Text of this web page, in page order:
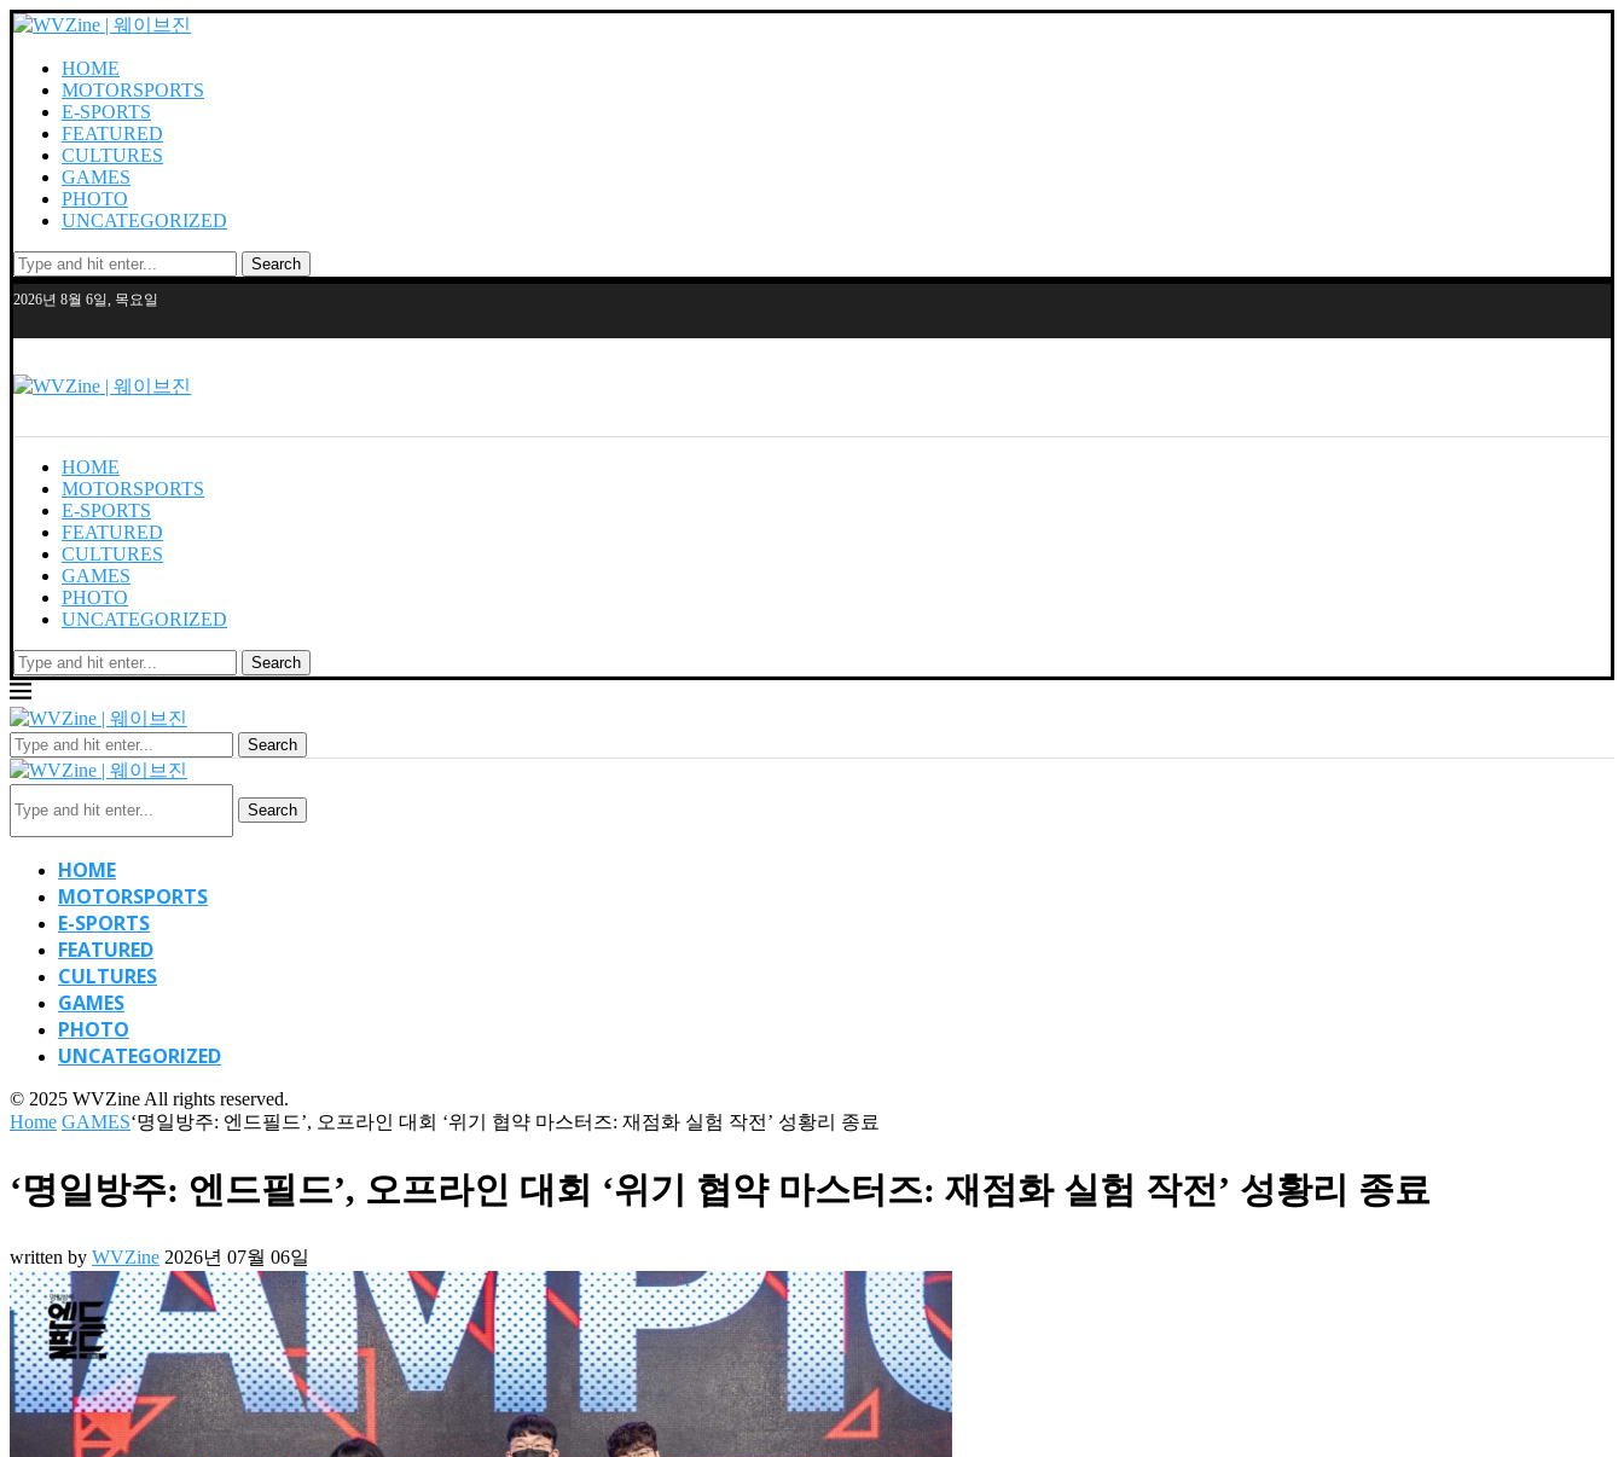
HOME
MOTORSPORTS
E-SPORTS
FEATURED
CULTURES
GAMES
PHOTO
UNCATEGORIZED
Search
2026년 8월 6일, 목요일
HOME
MOTORSPORTS
E-SPORTS
FEATURED
CULTURES
GAMES
PHOTO
UNCATEGORIZED
Search
Search
Search
HOME
MOTORSPORTS
E-SPORTS
FEATURED
CULTURES
GAMES
PHOTO
UNCATEGORIZED
© 2025 WVZine All rights reserved.
Home GAMES‘명일방주: 엔드필드’, 오프라인 대회 ‘위기 협약 마스터즈: 재점화 실험 작전’ 성황리 종료
‘명일방주: 엔드필드’, 오프라인 대회 ‘위기 협약 마스터즈: 재점화 실험 작전’ 성황리 종료
written by WVZine 2026년 07월 06일